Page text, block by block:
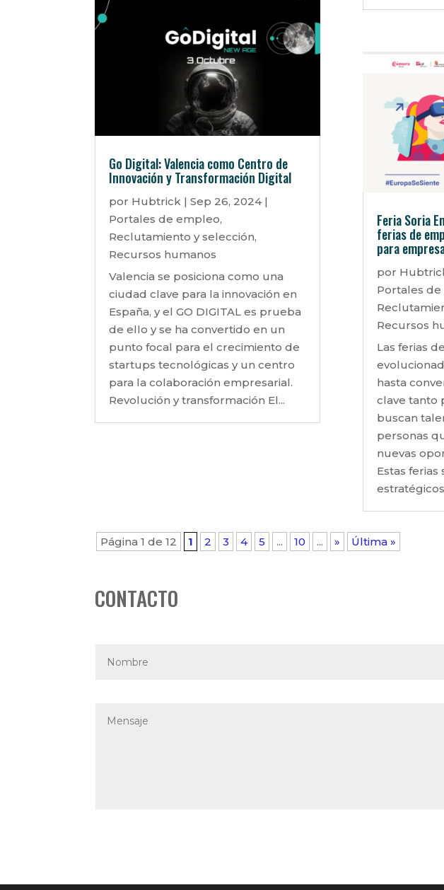
Go Digital: Valencia como Centro de
Innovación y Transformación Digital
por Hubtrick |Sep 26, 2024 |
Portales de empleo,
Reclutamiento y selección,
Recursos humanos
Valencia se posiciona como una
ciudad clave para la innovación en
España, y el GO DIGITAL es prueba
de ello y se ha convertido en un
punto focal para el crecimiento de
startups tecnológicas y un centro
para la colaboración empresarial.
Revolución y transformación El...
Feria Soria
ferias de
para
por
Portales
Recursos
Las ferias
hasta
clave tanto
buscan
personas
nuevas
Estas ferias
Página 1 de 12 1 2 3 4 5 ... 10 ... » Última »
CONTACTO